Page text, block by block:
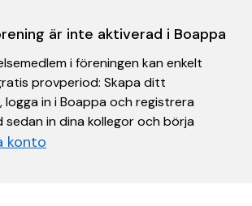
är inte aktiverad i Boappa
i föreningen kan enkelt
provperiod: Skapa ditt
in i Boappa och registrera
sedan in dina kollegor och börja
konto